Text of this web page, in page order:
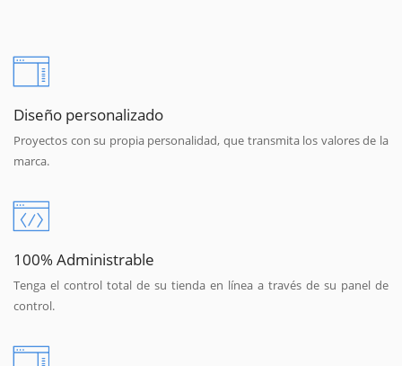
Diseño personalizado
Proyectos con su propia personalidad, que transmita los valores de la
marca.
100% Administrable
Tenga el control total de su tienda en línea a través de su panel de
control.